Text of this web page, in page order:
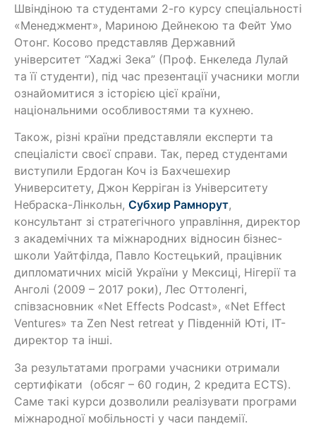
Швіндіною та студентами 2-го курсу спеціальності
«Менеджмент», Мариною Дейнекою та Фейт Умо
Отонг. Косово представляв Державний
університет “Хаджі Зека” (Проф. Енкеледа Лулай
та її студенти), під час презентації учасники могли
ознайомитися з історією цієї країни,
національними особливостями та кухнею.
Також, різні країни представляли експерти та
спеціалісти своєї справи. Так, перед студентами
виступили Ердоган Коч із Бахчешехир
Университету, Джон Керріган із Університету
Небраска-Лінкольн, Субхир Рамнорут,
консультант зі стратегічного управління, директор
з академічних та міжнародних відносин бізнес-
школи Уайтфілда, Павло Костецький, працівник
дипломатичних місій України у Мексиці, Нігерії та
Анголі (2009 – 2017 роки), Лес Оттоленгі,
співзасновник «Net Effects Podcast», «Net Effect
Ventures» та Zen Nest retreat у Південній Юті, ІТ-
директор та інші.
За результатами програми учасники отримали
сертифікати (обсяг – 60 годин, 2 кредита ECTS).
Саме такі курси дозволили реалізувати програми
міжнародної мобільності у часи пандемії.